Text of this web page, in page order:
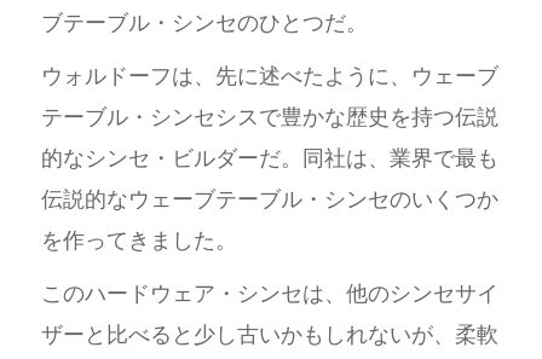
ブテーブル・シンセのひとつだ。
ウォルドーフは、先に述べたように、ウェーブ
テーブル・シンセシスで豊かな歴史を持つ伝説
的なシンセ・ビルダーだ。同社は、業界で最も
伝説的なウェーブテーブル・シンセのいくつか
を作ってきました。
このハードウェア・シンセは、他のシンセサイ
ザーと比べると少し古いかもしれないが、柔軟